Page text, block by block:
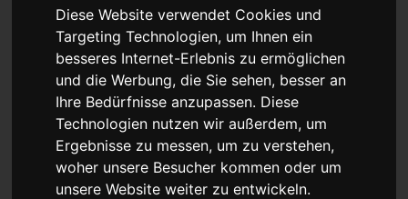
Diese Website verwendet Cookies und
Targeting Technologien, um Ihnen ein
besseres Internet-Erlebnis zu ermöglichen
und die Werbung, die Sie sehen, besser an
Ihre Bedürfnisse anzupassen. Diese
Technologien nutzen wir außerdem, um
Ergebnisse zu messen, um zu verstehen,
woher unsere Besucher kommen oder um
unsere Website weiter zu entwickeln.
Steinmeier mit "Mörder
Deutschland" in der
Türkei empfangen